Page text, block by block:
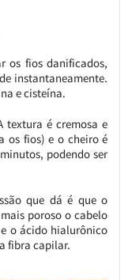
os fios danificados,
instantaneamente.
e cisteína.
textura é cremosa e
os fios) e o cheiro é
podendo ser
que dá é que o
poroso o cabelo
o ácido hialurônico
fibra capilar.